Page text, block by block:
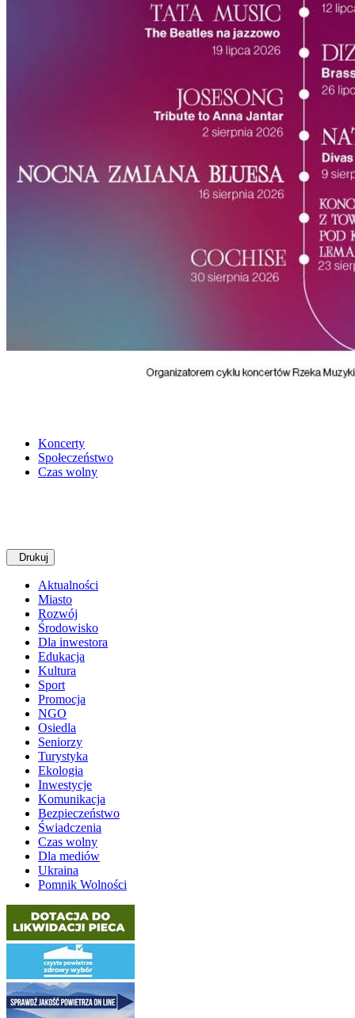
Koncerty
Społeczeństwo
Czas wolny
Drukuj
Aktualności
Miasto
Rozwój
Środowisko
Dla inwestora
Edukacja
Kultura
Sport
Promocja
NGO
Osiedla
Seniorzy
Turystyka
Ekologia
Inwestycje
Komunikacja
Bezpieczeństwo
Świadczenia
Czas wolny
Dla mediów
Ukraina
Pomnik Wolności